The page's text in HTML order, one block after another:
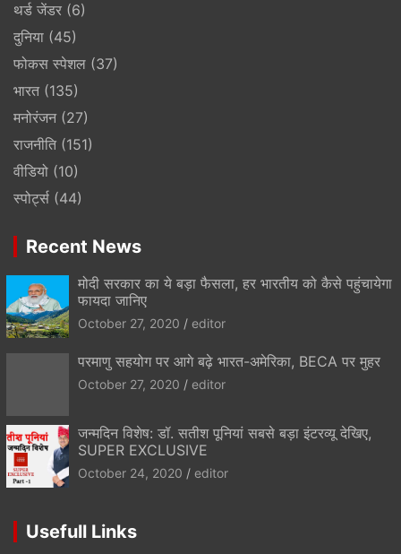
थर्ड जेंडर (6)
दुनिया (45)
फोकस स्पेशल (37)
भारत (135)
मनोरंजन(27)
राजनीति (151)
वीडियो (10)
स्पोर्ट्स (44)
Recent News
मोदी सरकार का ये बड़ा फैसला, हर भारतीय को कैसे पहुंचायेगा
फायदा जानिए
October 27, 2020 editor
परमाणु सहयोग पर आगे बढ़े भारत-अमेरिका, BECA पर मुहर
October 27, 2020 editor
जन्मदिन विशेष: डॉ. सतीश पूनियां सबसे बड़ा इंटरव्यू देखिए,
SUPER EXCLUSIVE
October 24, 2020 editor
Usefull Links